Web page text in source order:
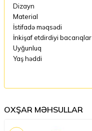
Dizayn
Material
İstifadə məqsədi
İnkişaf etdirdiyi bacarıqlar
Uyğunluq
Yaş həddi
OXŞAR MƏHSULLAR